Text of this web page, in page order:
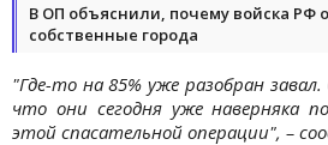
В ОП объяснили, почему войска РФ
собственные города
"Где-то на 85% уже разобран
что они сегодня уже наверняка
этой спасательной операции", –